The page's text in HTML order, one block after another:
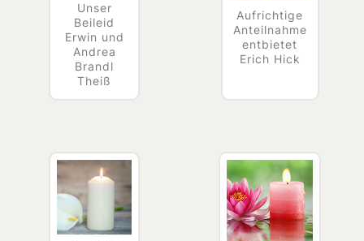
Unser
Beileid
Erwin und
Andrea
Brandl
Theiß
Aufrichtige
Anteilnahme
entbietet
Erich Hick